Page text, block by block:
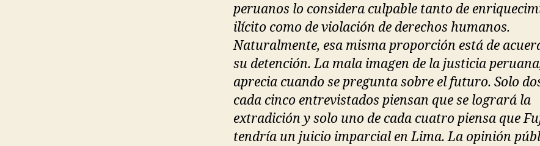
peruanos lo considera culpable tanto de
ilícito como de violación de derechos humanos.
Naturalmente, esa misma proporción está de
su detención. La mala imagen de la justicia
aprecia cuando se pregunta sobre el futuro. Solo
cada cinco entrevistados piensan que se logrará la
extradición y solo uno de cada cuatro piensa que
tendría un juicio imparcial en Lima. La opinión